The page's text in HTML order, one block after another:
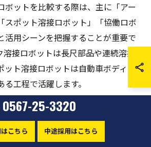
ボットを比較する際は、主に「アー
スポット溶接ロボット」「協働ロボ
活用シーンを把握することが重要で
接ロボットは長尺部品や連続溶接
ット溶接ロボットは自動車ボディな
工程で活躍します。
同じ作業空間で安全に稼働できるた
や設置スペースが限られた現場に最
製品特性に応じて、最適なロボット
0567-25-3320
こちら 中途採用はこちら